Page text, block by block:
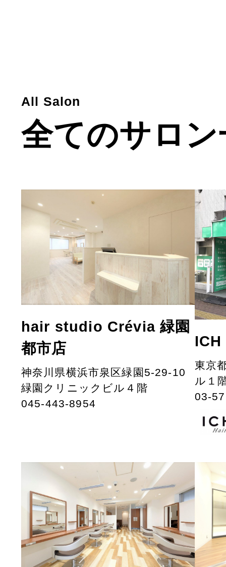
All Salon
全てのサロン
hair studio Crévia 緑園
都市店
神奈川県横浜市泉区緑園5-29-10
緑園クリニックビル４階
045-443-8954
ICH
東京
ル１
03-